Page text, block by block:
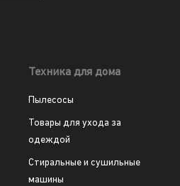
Техника для дома
Пылесосы
Товары для ухода за
одеждой
Стиральные и сушильные
машины